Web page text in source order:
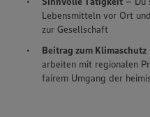
Lebensmitteln vor Ort
zur Gesellschaft
Beitrag zum Klimaschutz
arbeiten mit regionalen
fairem Umgang der